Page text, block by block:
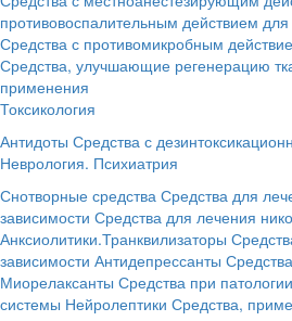
противовоспалительным действием
Средства с противомикробным
Средства, улучшающие регенерацию
применения
Токсикология
Антидоты Средства с
Неврология. Психиатрия
Снотворные средства Средства для
зависимости Средства для лечения
Анксиолитики.Транквилизаторы
зависимости Антидепрессанты
Миорелаксанты Средства при
системы Нейролептики Средства,